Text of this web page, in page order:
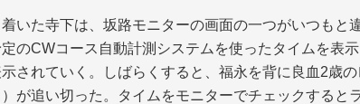
いた寺下は、坂路モニターの画面の一つがいつもと
のCWコース自動計測システムを使ったタイムを表
されていく。しばらくすると、福永を背に良血2歳
）が追い切った。タイムをモニターでチェックすると